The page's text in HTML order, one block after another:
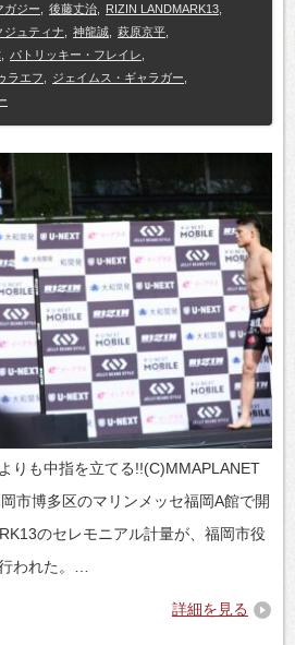
ガジー 後藤丈治 RIZIN LANDMARK13
ジュティナ 神龍誠 萩原京平
パトリッキー・フレイレ
ラエフ
ジェイムス・ギャラガー
りも中指を立てる!!(C)MMAPLANET
市博多区のマリンメッセ福岡A館で開
のセレモニアル計量が、福岡市役
われた。…
詳細を見る